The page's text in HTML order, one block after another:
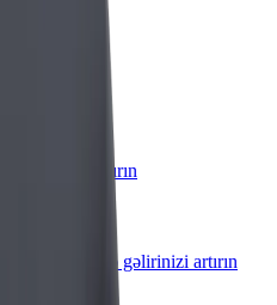
alın
edin
satışları artırın
keçin
qoşun və gəlirinizi artırın